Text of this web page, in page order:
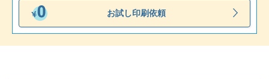
お試し印刷依頼